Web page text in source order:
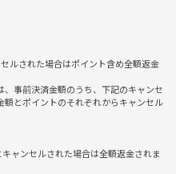
への無許可投稿
する方、運営側の指示に従ってい
てふさわしくないと判断した方
。
フレッシュしませんか？
ルされた場合はポイント含め全額返金
、事前決済金額のうち、下記のキャンセ
とポイントのそれぞれからキャンセル
ャンセルされた場合は全額返金されま